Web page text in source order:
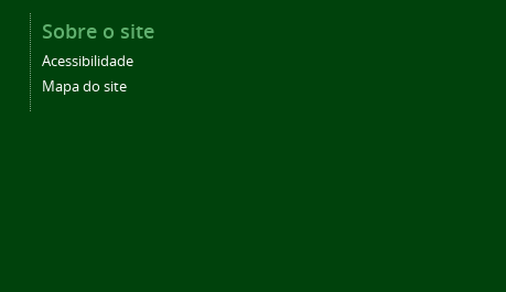
Sobre o site
Acessibilidade
Mapa do site